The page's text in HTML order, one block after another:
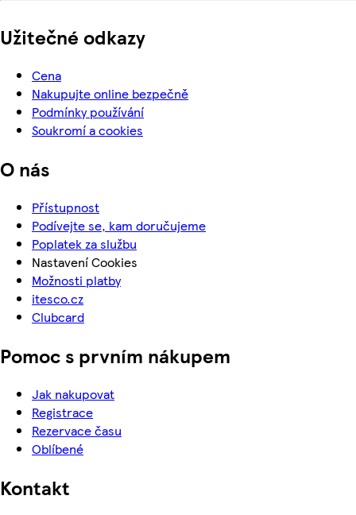
Užitečné odkazy
Cena
Nakupujte online bezpečně
Podmínky používání
Soukromí a cookies
O nás
Přístupnost
Podívejte se, kam doručujeme
Poplatek za službu
Nastavení Cookies
Možnosti platby
itesco.cz
Clubcard
Pomoc s prvním nákupem
Jak nakupovat
Registrace
Rezervace času
Oblíbené
Kontakt